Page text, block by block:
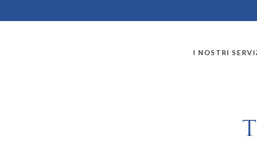
I NOSTRI